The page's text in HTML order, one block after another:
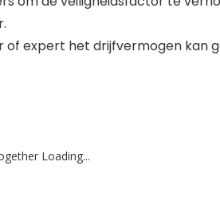
of expert het drijfvermogen kan
Loading...